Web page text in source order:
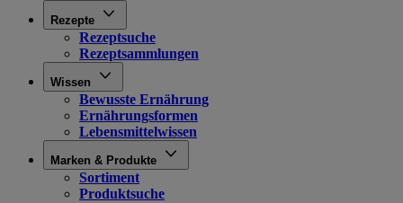
Rezepte
Rezeptsuche
Rezeptsammlungen
Wissen
Bewusste Ernährung
Ernährungsformen
Lebensmittelwissen
Marken & Produkte
Sortiment
Produktsuche